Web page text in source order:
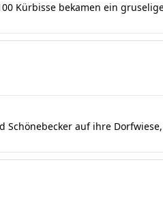
Kürbisse bekamen ein
auf ihre